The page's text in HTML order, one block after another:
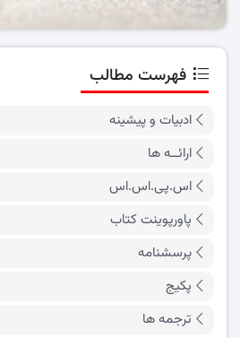
فهرست مطالب
ادبیات و پیشینه
ارائــه ها
اس.پی.اس.اس
پاورپوینت کتاب
پرسشنامه
پکیج
ترجمه ها